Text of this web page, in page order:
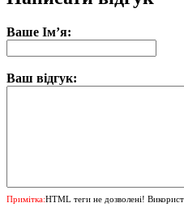
Ваше Ім’я:
Ваш відгук:
Примітка:HTML теги не дозволені!